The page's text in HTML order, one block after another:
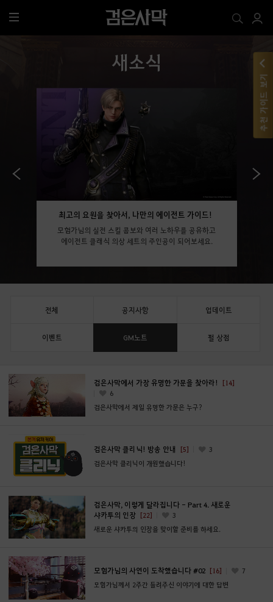
전
체
새소식
최고의 요원을 찾아서, 나만의 에이전트 가이드!
모험가님의 실전 스킬 콤보와 여러 노하우를 공유하고
에이전트 클래식 의상 세트의 주인공이 되어보세요.
전체 공지사항 업데이트
이벤트 GM노트 펄 상점
검은사막에서 가장 유명한 가문을 찾아라!
[14]
6
검은사막에서 제일 유명한 가문은 누구?
검은사막 클리닉! 방송 안내 [5]
3
검은사막 클리닉이 개원했습니다!
검은사막, 이렇게 달라집니다 - Part 4. 새로운
샤카투의 인장 [22]
3
새로운 샤카투의 인장을 맞이할 준비를 하세요.
모험가님의 사연이 도착했습니다 #02 [16]
7
모험가님께서 2주간 들려주신 이야기에 대한 답변
추천 가이드 보기